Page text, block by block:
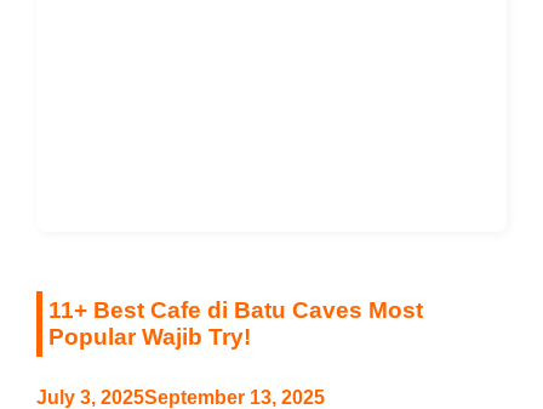
11+ Best Cafe di Batu Caves Most
Popular Wajib Try!
July 3, 2025September 13, 2025